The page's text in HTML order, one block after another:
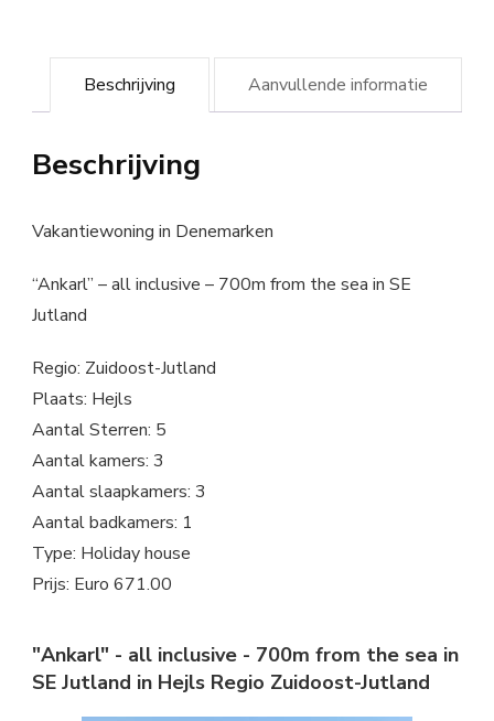
Beschrijving Aanvullende informatie
Beschrijving
Vakantiewoning in Denemarken
“Ankarl” – all inclusive – 700m from the sea in SE
Jutland
Regio: Zuidoost-Jutland
Plaats: Hejls
Aantal Sterren: 5
Aantal kamers: 3
Aantal slaapkamers: 3
Aantal badkamers: 1
Type: Holiday house
Prijs: Euro 671.00
"Ankarl" - all inclusive - 700m from the sea in
SE Jutland in Hejls Regio Zuidoost-Jutland